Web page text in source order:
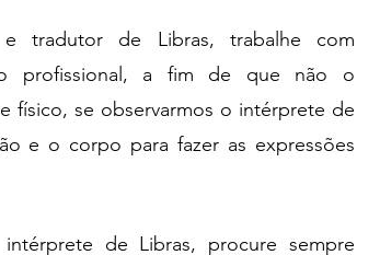
profissional, a fim de que não o
físico, se observarmos o intérprete de
e o corpo para fazer as expressões
de Libras, procure sempre